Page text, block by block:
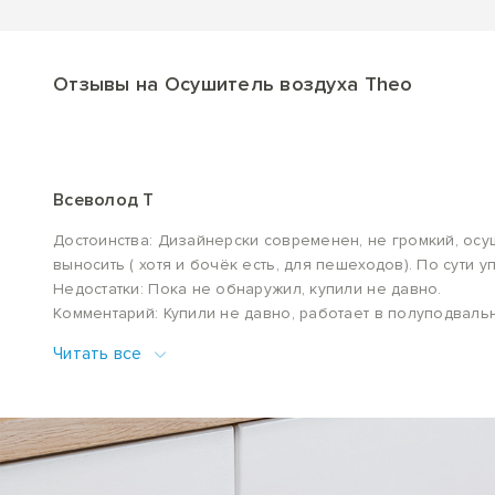
Отзывы на Осушитель воздуха Theo
Всеволод Т
Достоинства: Дизайнерски современен, не громкий,
выносить ( хотя и бочёк есть, для пешеходов). По сути
Недостатки: Пока не обнаружил, купили не давно.
Комментарий: Купили не давно, работает в
небольшим месяца, ремонтировали, но в итоге
Читать все